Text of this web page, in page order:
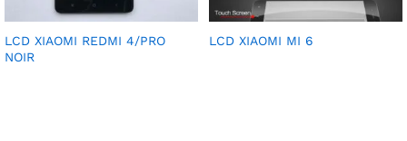
LCD XIAOMI REDMI 4/PRO
NOIR
LCD XIAOMI MI 6